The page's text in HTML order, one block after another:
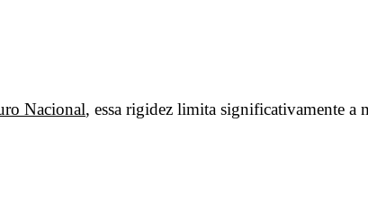
Nacional, essa rigidez limita significativamente a